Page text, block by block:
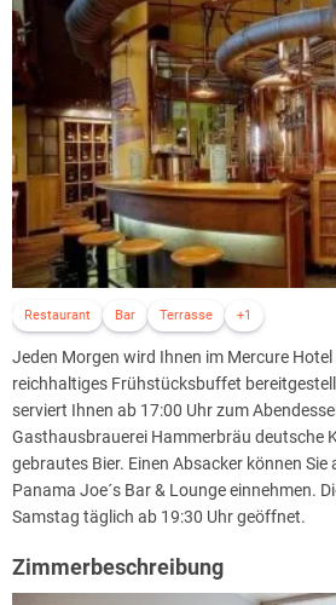
Restaurant Bar Terrasse +1
Jeden Morgen wird Ihnen im Mercure Hotel
reichhaltiges Frühstücksbuffet
serviert Ihnen ab 17:00 Uhr zum
Gasthausbrauerei Hammerbräu deutsche
gebrautes Bier. Einen Absacker können Sie
Panama Joe´s Bar & Lounge einnehmen.
Samstag täglich ab 19:30 Uhr geöffnet.
Zimmerbeschreibung